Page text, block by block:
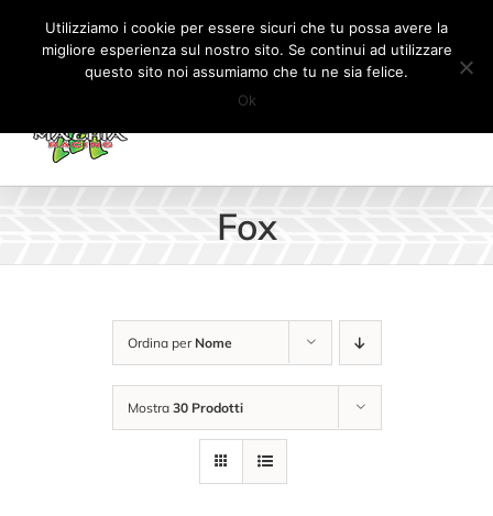
Salta
contenuto
Il mio account CARRELLO
Fox
Ordina per Nome
Mostra 30 Prodotti
Utilizziamo i cookie per essere sicuri che tu possa avere la
migliore esperienza sul nostro sito. Se continui ad utilizzare
questo sito noi assumiamo che tu ne sia felice.
Ok